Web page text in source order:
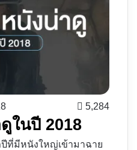
5,284
ในปี 2018
ปีที่มีหนังใหญ่เข้ามาฉาย